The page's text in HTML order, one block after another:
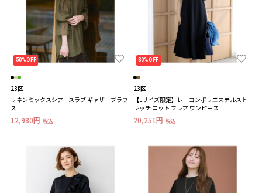
50%OFF
23区
リネンミックスシアースラブ ギャザーブラウ
ス
12,980円 税込
30%OFF
23区
【Lサイズ限定】レーヨンポリエステルスト
レッチ ニット フレア ワンピース
20,251円 税込